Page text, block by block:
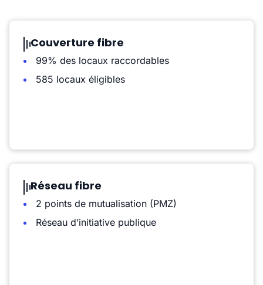
Couverture fibre
99% des locaux raccordables
585 locaux éligibles
Réseau fibre
2 points de mutualisation (PMZ)
Réseau d’initiative publique